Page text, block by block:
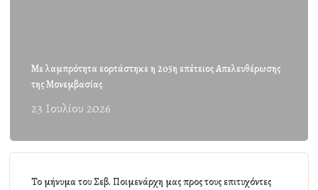
Με λαμπρότητα εορτάστηκε η 205η επέτειος Απελευθέρωσης
της Μονεμβασίας
23 Ιουλίου 2026
Το μήνυμα του Σεβ. Ποιμενάρχη μας προς τους επιτυχόντες